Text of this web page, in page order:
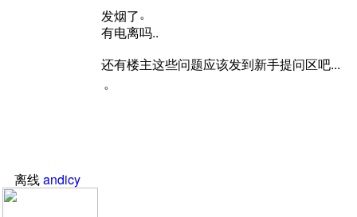
离线andicy
发烟了。
有电离吗..
还有楼主这些问题应该发到新手提问区吧...
。